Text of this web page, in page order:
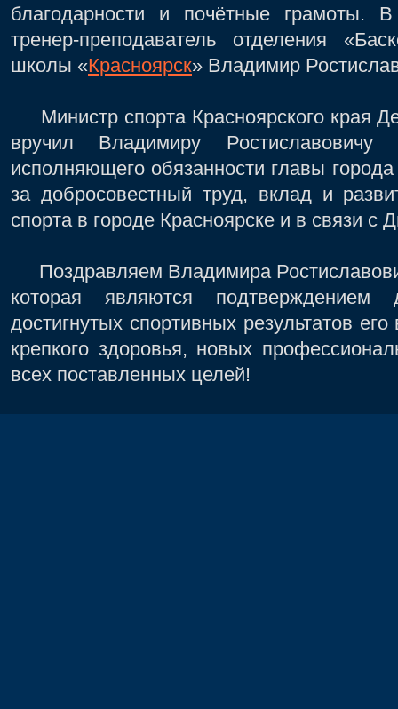
благодарности и почётные грамоты.
тренер-преподаватель отделения
школы «Красноярск» Владимир
Министр спорта Красноярского края
вручил Владимиру Ростиславовичу
исполняющего обязанности главы
за добросовестный труд, вклад и
спорта в городе Красноярске и в связи с
Поздравляем Владимира
которая являются подтверждением
достигнутых спортивных результатов
крепкого здоровья, новых
всех поставленных целей!